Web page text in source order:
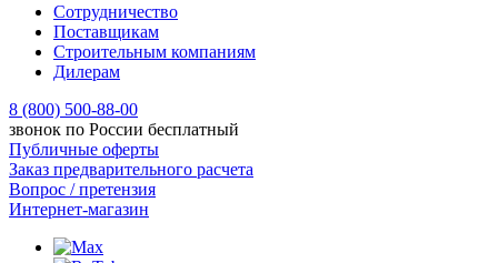
Сотрудничество
Поставщикам
Строительным компаниям
Дилерам
8 (800) 500-88-00
звонок по России бесплатный
Публичные оферты
Заказ предварительного расчета
Вопрос / претензия
Интернет-магазин